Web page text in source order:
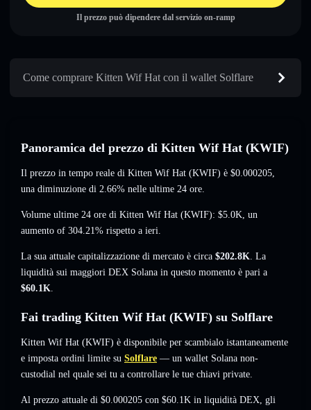
Il prezzo può dipendere dal servizio on-ramp
Come comprare Kitten Wif Hat con il wallet Solflare
Panoramica del prezzo di Kitten Wif Hat (KWIF)
Il prezzo in tempo reale di Kitten Wif Hat (KWIF) è $0.000205,
una diminuzione di 2.66% nelle ultime 24 ore.
Volume ultime 24 ore di Kitten Wif Hat (KWIF): $5.0K, un
aumento of 304.21% rispetto a ieri.
La sua attuale capitalizzazione di mercato è circa $202.8K. La
liquidità sui maggiori DEX Solana in questo momento è pari a
$60.1K.
Fai trading Kitten Wif Hat (KWIF) su Solflare
Kitten Wif Hat (KWIF) è disponibile per scambialo istantaneamente
e imposta ordini limite su Solflare — un wallet Solana non-
custodial nel quale sei tu a controllare le tue chiavi private.
Al prezzo attuale di $0.000205 con $60.1K in liquidità DEX, gli